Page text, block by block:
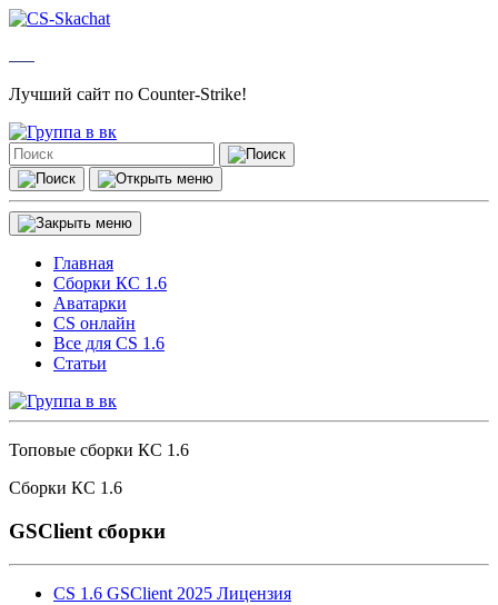
Лучший сайт по Counter-Strike!
Главная
Сборки КС 1.6
Аватарки
CS онлайн
Все для CS 1.6
Статьи
Топовые сборки КС 1.6
Сборки КС 1.6
GSClient сборки
CS 1.6 GSClient 2025 Лицензия